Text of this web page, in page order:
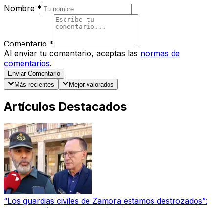
Nombre *
Comentario *
Al enviar tu comentario, aceptas las normas de
comentarios.
Enviar Comentario
Más recientes
Mejor valorados
Artículos Destacados
“Los guardias civiles de Zamora estamos destrozados”: